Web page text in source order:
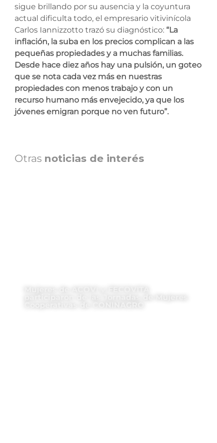
sigue brillando por su ausencia y la coyuntura
actual dificulta todo, el empresario vitivinícola
Carlos Iannizzotto trazó su diagnóstico: “La
inflación, la suba en los precios complican a las
pequeñas propiedades y a muchas familias.
Desde hace diez años hay una pulsión, un goteo
que se nota cada vez más en nuestras
propiedades con menos trabajo y con un
recurso humano más envejecido, ya que los
jóvenes emigran porque no ven futuro”.
Otras noticias de interés